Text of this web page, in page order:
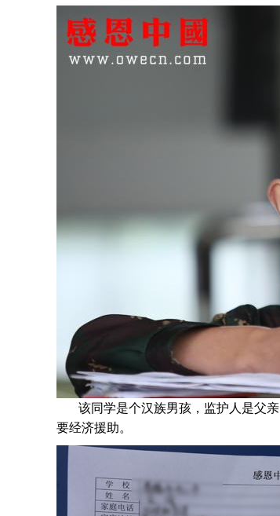
该同学是个汉族男孩，监护人是父
要经济援助。